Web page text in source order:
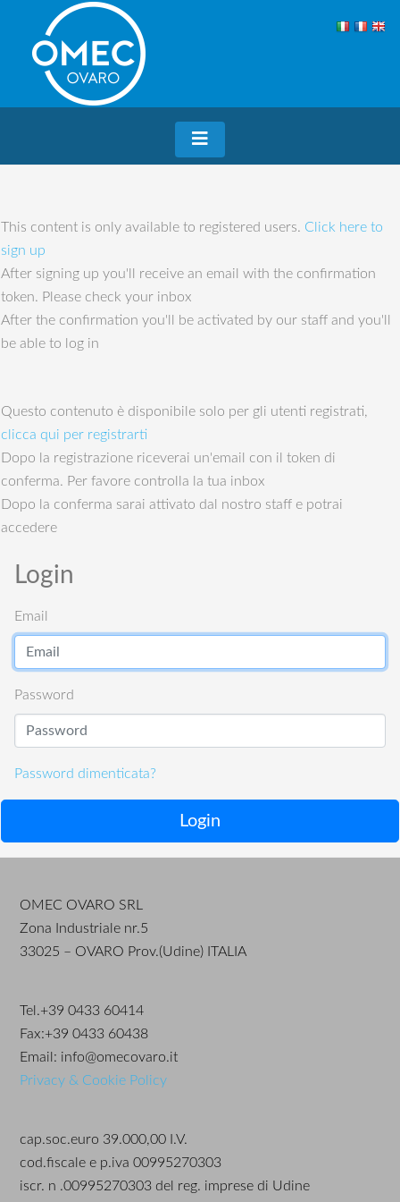
This content is only available to registered users. Click here to
sign up
After signing up you'll receive an email with the confirmation
token. Please check your inbox
After the confirmation you'll be activated by our staff and you'll
be able to log in
Questo contenuto è disponibile solo per gli utenti registrati,
clicca qui per registrarti
Dopo la registrazione riceverai un'email con il token di
conferma. Per favore controlla la tua inbox
Dopo la conferma sarai attivato dal nostro staff e potrai
accedere
Login
Email
Password
Password dimenticata?
Login
OMEC OVARO SRL
Zona Industriale nr.5
33025 – OVARO Prov.(Udine) ITALIA
Tel.+39 0433 60414
Fax:+39 0433 60438
Email: info@omecovaro.it
Privacy & Cookie Policy
cap.soc.euro 39.000,00 I.V.
cod.fiscale e p.iva 00995270303
iscr. n .00995270303 del reg. imprese di Udine